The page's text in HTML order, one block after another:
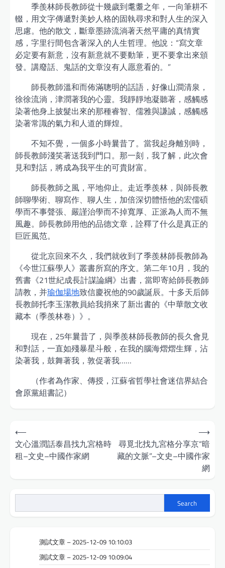
季羨林師長教師從十幾歲到耄耋之年，一向筆耕不
輟，用文字傳遞對美妙人格的固執尋求和對人生的深入
思慮。他的散文，斷章墨跡流淌著天然平庸的真情實
感，字里行間包含著深入的人生哲理。他說：“寫文章
必定要有新意，沒有新意就不要動筆，更不要拿出來頒
發。講廢話、鬼話的文章沒有人愿意看的。”
師長教師溫和而佈滿聰明的話語，好像山澗清泉，
徐徐流淌，津潤著我的心靈。我靜靜地凝聽著，感觸感
染著他身上披髮出來的那種睿智、儒雅與謙誠，感觸感
染著常識的氣力和人道的輝煌。
不知不覺，一個多小時曩昔了。當我起身離別時，
師長教師淺笑著送我到門口。那一刻，我了解，此次會
見和對話，將成為我平生的可貴財富。
師長教師之風，平地仰止。走近季羨林，與師長教
師聊學術、聊寫作、聊人生，加倍深切體悟他的宏儒碩
學而不事聲張、嚴謹治學而不掉寬厚、正派為人而不無
風趣。師長教師用他的品德文章，詮釋了什么是真正的
巨匠風范。
從北京回來不久，我們就收到了季羨林師長教師為
《今世江蘇學人》叢書所寫的序文。第二年10月，我的
舊書《21世紀成長計謀論綱》出書，當即寄給師長教師
請教，并瑜伽場地致信慶祝他的90歲誕辰。十多天后師
長教師托李玉潔教員給我捎來了新出書的《中華散文收
藏本（季羨林卷）》。
現在，25年曩昔了，與季羨林師長教師的長久會見
和對話，一直如殘暴星斗般，在我的腦海熠熠生輝，沾
染著我，鼓舞著我，敦促著我……
（作者為作家、傳授，江蘇省哲學社會迷信界結合
會原黨組書記）
Post
navigation
⟵
文心溫潤話泰昌找九宮格時
租–文史–中國作家網
尋覓北找九宮格分享京“暗
藏的文脈”–文史–中國作家
網
⟶
Search
測試文章 – 2025-12-09 10:10:03
測試文章 – 2025-12-09 10:09:04